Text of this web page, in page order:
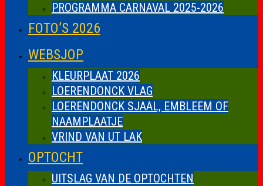
PROGRAMMA CARNAVAL 2025-2026
FOTO’S 2026
WEBSJOP
KLEURPLAAT 2026
LOERENDONCK VLAG
LOERENDONCK SJAAL, EMBLEEM OF
NAAMPLAATJE
VRIND VAN UT LAK
OPTOCHT
UITSLAG VAN DE OPTOCHTEN